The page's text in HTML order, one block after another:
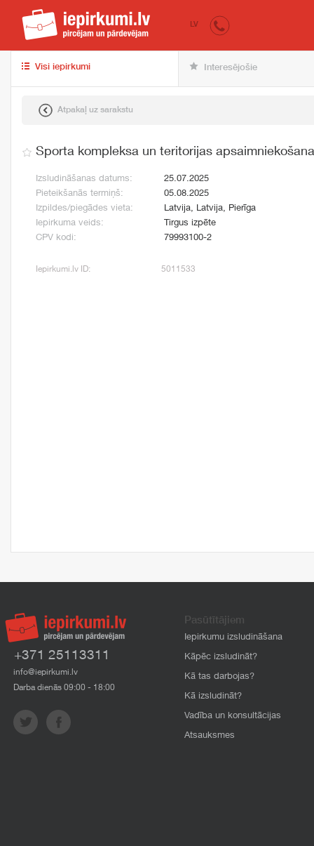
iepirkumi.lv
LV
Visi iepirkumi Interesējošie
Atpakaļ uz sarakstu
Sporta kompleksa un teritorijas
Izsludināšanas datums:
25.07.2025
Pieteikšanās termiņš:
05.08.2025
Izpildes/piegādes vieta:
Latvija, Latvija, Pierīga
Iepirkuma veids:
Tirgus izpēte
CPV kodi:
79993100-2
Iepirkumi.lv ID: 5011533
+371 25113311
info@iepirkumi.lv
Darba dienās 09:00 - 18:00
Pasūtītājiem
Iepirkumu izsludināšana
Kāpēc izsludināt?
Kā tas darbojas?
Kā izsludināt?
Vadība un konsultācijas
Atsauksmes